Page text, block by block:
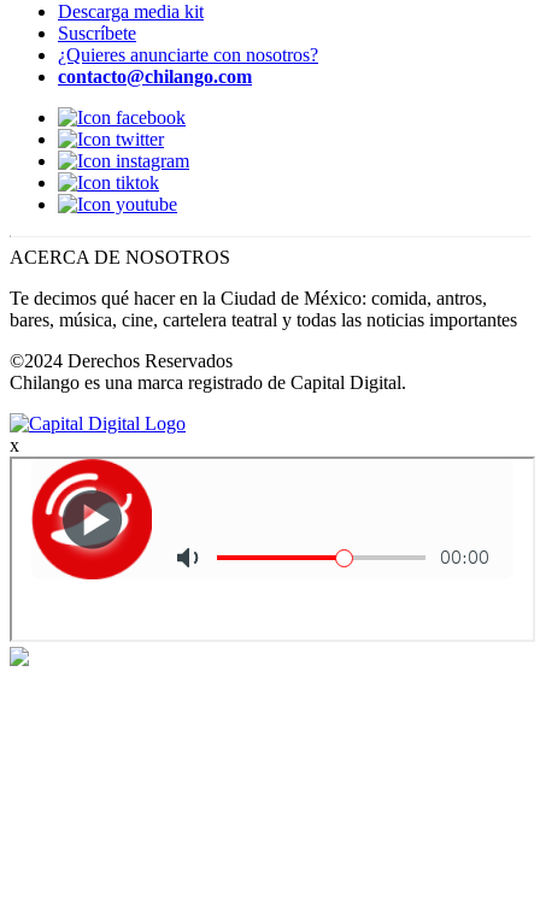
Descarga media kit
Suscríbete
¿Quieres anunciarte con nosotros?
contacto@chilango.com
ACERCA DE NOSOTROS
Te decimos qué hacer en la Ciudad de México: comida, antros,
bares, música, cine, cartelera teatral y todas las noticias importantes
©2024 Derechos Reservados
Chilango es una marca registrado de Capital Digital.
x